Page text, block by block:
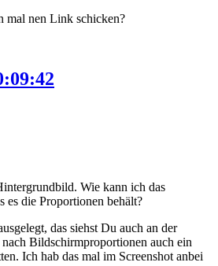
mal nen Link schicken?
Wie kann ich das
es die Proportionen behält?
das siehst Du auch an der
Bildschirmproportionen auch ein
Ich hab das mal im Screenshot anbei